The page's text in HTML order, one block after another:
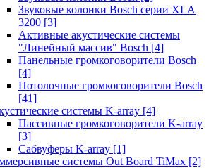
Звуковые колонки Bosch серии XLA
3200 [3]
Активные акустические системы
"Линейный массив" Bosch [4]
Панельные громкоговорители Bosch
[4]
Потолочные громкоговорители Bosch
[41]
системы K-array [4]
Пассивные громкоговорители K-array
[3]
Сабвуферы K-array [1]
системы Out Board TiMax [2]